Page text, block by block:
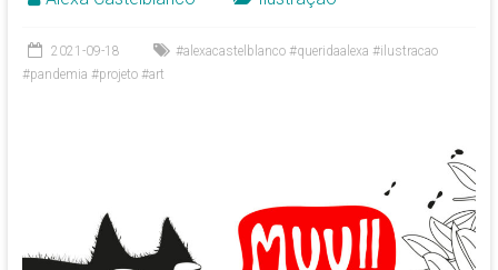
2021-09-18
#alexacastelblanco #queridaalexa #ilustracao
#pandemia #projeto #art